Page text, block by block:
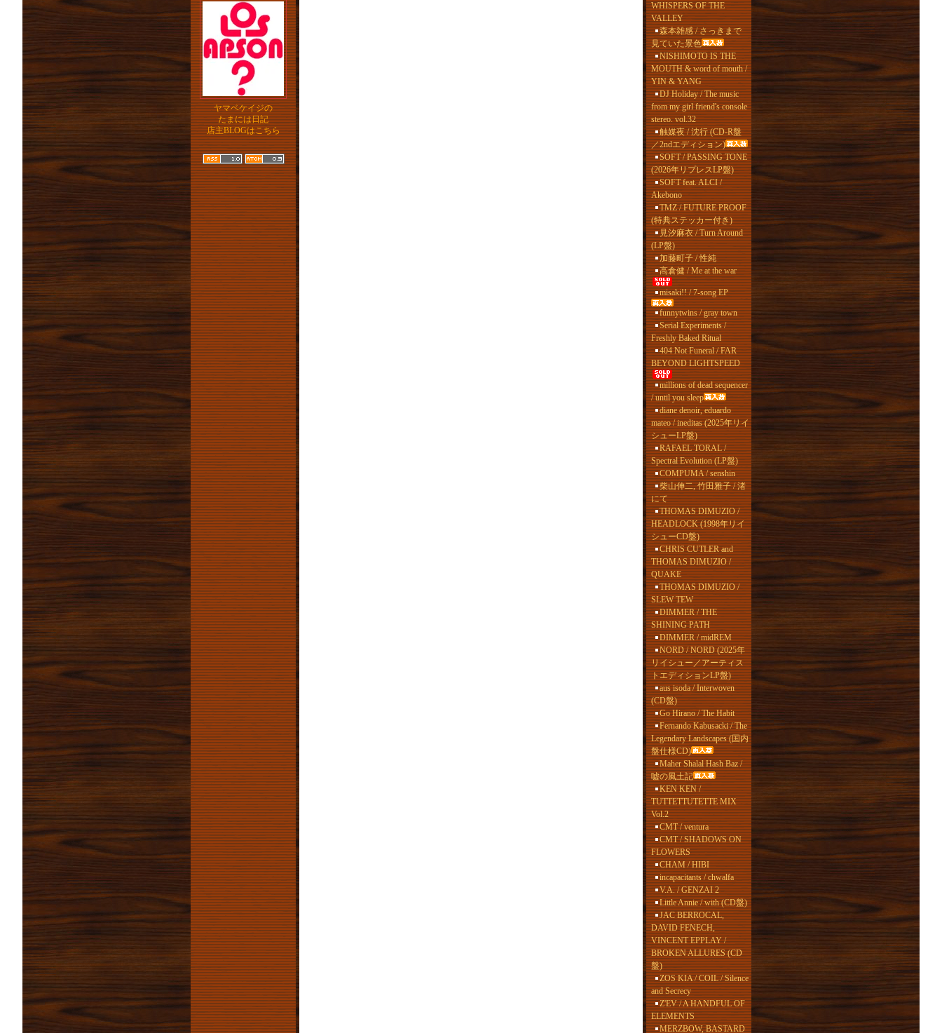
ヤマベケイジの
たまには日記
店主BLOGはこちら
WHISPERS OF THE
VALLEY
森本雑感 / さっきまで
見ていた景色
NISHIMOTO IS THE
MOUTH & word of mouth /
YIN & YANG
DJ Holiday / The music
from my girl friend's console
stereo. vol.32
触媒夜 / 沈行 (CD-R盤
／2ndエディション)
SOFT / PASSING TONE
(2026年リプレスLP盤)
SOFT feat. ALCI /
Akebono
TMZ / FUTURE PROOF
(特典ステッカー付き)
見汐麻衣 / Turn Around
(LP盤)
加藤町子 / 性純
高倉健 / Me at the war
misaki!! / 7-song EP
funnytwins / gray town
Serial Experiments /
Freshly Baked Ritual
404 Not Funeral / FAR
BEYOND LIGHTSPEED
millions of dead sequencer
/ until you sleep
diane denoir, eduardo
mateo / ineditas (2025年リイ
シューLP盤)
RAFAEL TORAL /
Spectral Evolution (LP盤)
COMPUMA / senshin
柴山伸二, 竹田雅子 / 渚
にて
THOMAS DIMUZIO /
HEADLOCK (1998年リイ
シューCD盤)
CHRIS CUTLER and
THOMAS DIMUZIO /
QUAKE
THOMAS DIMUZIO /
SLEW TEW
DIMMER / THE
SHINING PATH
DIMMER / midREM
NORD / NORD (2025年
リイシュー／アーティス
トエディションLP盤)
aus isoda / Interwoven
(CD盤)
Go Hirano / The Habit
Fernando Kabusacki / The
Legendary Landscapes (国内
盤仕様CD)
Maher Shalal Hash Baz /
嘘の風土記
KEN KEN /
TUTTETTUTETTE MIX
Vol.2
CMT / ventura
CMT / SHADOWS ON
FLOWERS
CHAM / HIBI
incapacitants / chwalfa
V.A. / GENZAI 2
Little Annie / with (CD盤)
JAC BERROCAL,
DAVID FENECH,
VINCENT EPPLAY /
BROKEN ALLURES (CD
盤)
ZOS KIA / COIL / Silence
and Secrecy
Z'EV / A HANDFUL OF
ELEMENTS
MERZBOW, BASTARD